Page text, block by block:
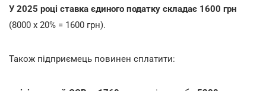
У 2025 році ставка єдиного податку складає 1600 грн
(8000 х 20% = 1600 грн).
Також підприємець повинен сплатити: